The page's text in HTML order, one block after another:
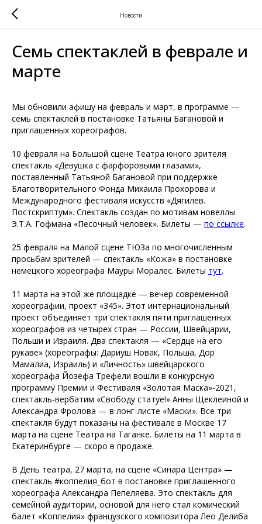
Новости
Семь спектаклей в феврале и
марте
Мы обновили афишу на февраль и март, в программе —
семь спектаклей в постановке Татьяны Багановой и
приглашенных хореографов.
10 февраля на Большой сцене Театра юного зрителя
спектакль «Девушка с фарфоровыми глазами»,
поставленный Татьяной Багановой при поддержке
Благотворительного Фонда Михаила Прохорова и
Международного фестиваля искусств «Дягилев.
Постскриптум». Спектакль создан по мотивам новеллы
Э.Т.А. Гофмана «Песочный человек». Билеты — по ссылке.
25 февраля на Малой сцене ТЮЗа по многочисленным
просьбам зрителей — спектакль «Кожа» в постановке
немецкого хореографа Мауры Моралес. Билеты тут.
11 марта на этой же площадке — вечер современной
хореографии, проект «345». Этот интернациональный
проект объединяет три спектакля пяти приглашенных
хореографов из четырех стран — России, Швейцарии,
Польши и Израиля. Два спектакля — «Сердце на его
рукаве» (хореографы: Дариуш Новак, Польша, Дор
Мамалиа, Израиль) и «Личность» швейцарского
хореографа Йозефа Трефели вошли в конкурсную
программу Премии и Фестиваля «Золотая Маска»-2021,
спектакль-вербатим «Свободу статуе!» Анны Щеклеиной и
Александра Фролова — в лонг-листе «Маски». Все три
спектакля будут показаны на фестивале в Москве 17
марта на сцене Театра на Таганке. Билеты на 11 марта в
Екатеринбурге — скоро в продаже.
В День театра, 27 марта, на сцене «Синара Центра» —
спектакль #коппелия_бот в постановке приглашенного
хореографа Александра Пепеляева. Это спектакль для
семейной аудитории, основой для него стал комический
балет «Коппелия» французского композитора Лео Делиба